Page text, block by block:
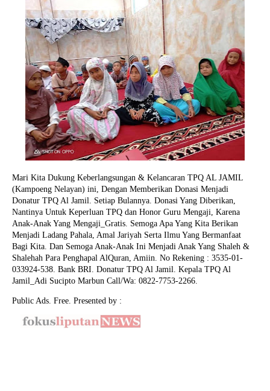
Mari Kita Dukung Keberlangsungan & Kelancaran TPQ AL JAMIL
(Kampoeng Nelayan) ini, Dengan Memberikan Donasi Menjadi
Donatur TPQ Al Jamil. Setiap Bulannya. Donasi Yang Diberikan,
Nantinya Untuk Keperluan TPQ dan Honor Guru Mengaji, Karena
Anak-Anak Yang Mengaji_Gratis. Semoga Apa Yang Kita Berikan
Menjadi Ladang Pahala, Amal Jariyah Serta Ilmu Yang Bermanfaat
Bagi Kita. Dan Semoga Anak-Anak Ini Menjadi Anak Yang Shaleh &
Shalehah Para Penghapal AlQuran, Amiin. No Rekening : 3535-01-
033924-538. Bank BRI. Donatur TPQ Al Jamil. Kepala TPQ Al
Jamil_Adi Sucipto Marbun Call/Wa: 0822-7753-2266.
Public Ads. Free. Presented by :